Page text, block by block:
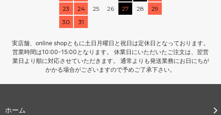
23
24 25 26 27 28
29
30
31
実店舗、online shopともに土日月曜日と祝日は定休日となっております。
営業時間は10:00-15:00となります。 休業日にいただいたご注文は、翌営
業日より順に対応させていただきます。 通常よりも発送業務にお日にちが
かかる場合がございますので予めご了承下さい。
ホーム